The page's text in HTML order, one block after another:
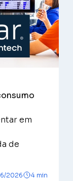
em
de
2026 4 min